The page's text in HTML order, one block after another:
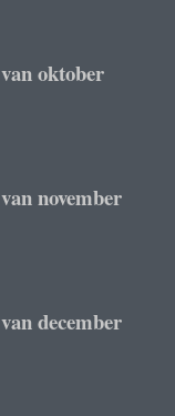
oktober
november
december